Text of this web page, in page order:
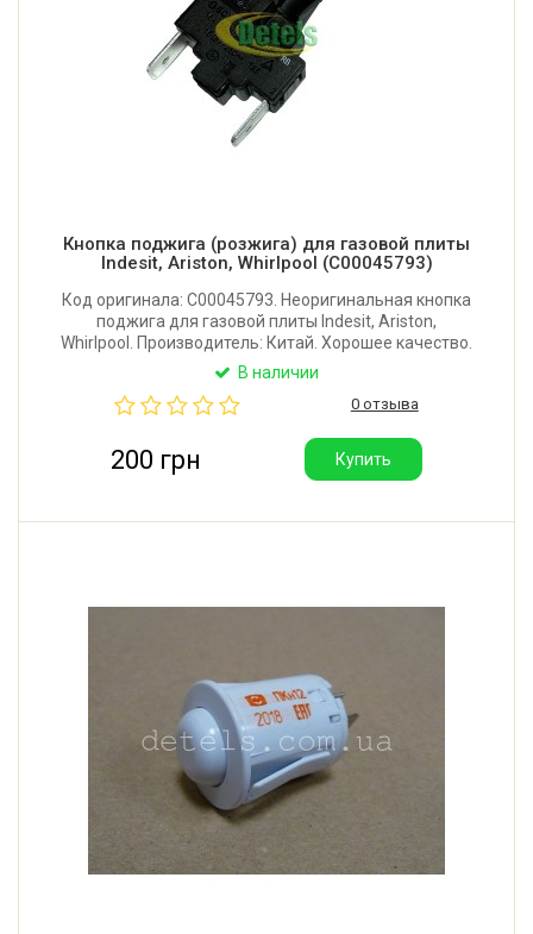
Кнопка поджига (розжига) для газовой плиты
Indesit, Ariston, Whirlpool (C00045793)
Код оригинала: C00045793. Неоригинальная кнопка
поджига для газовой плиты Indesit, Ariston,
Whirlpool. Производитель: Китай. Хорошее качество.
В наличии
0 отзыва
200 грн Купить